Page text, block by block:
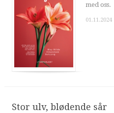
med oss.
01.11.2024
Stor ulv, blødende sår